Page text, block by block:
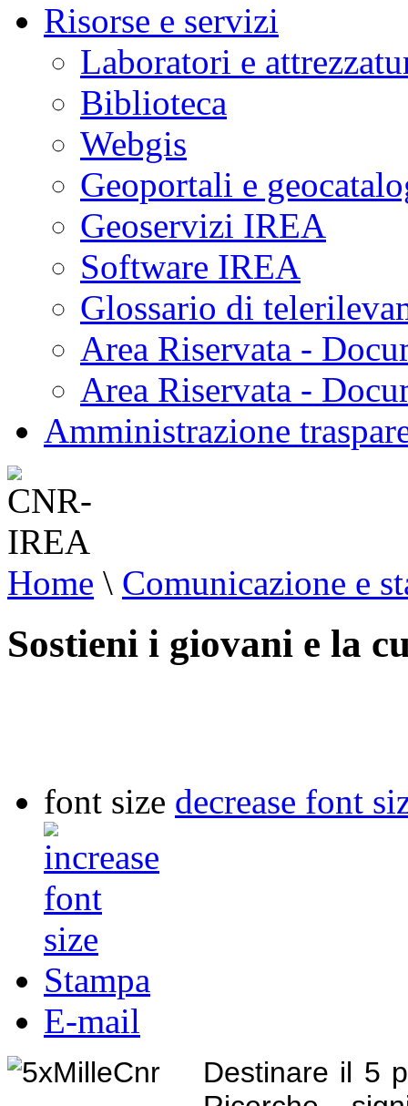
Risorse e servizi
Laboratori e
Biblioteca
Webgis
Geoportali e
Geoservizi IREA
Software IREA
Glossario di
Area Riservata -
Area Riservata -
Amministrazione
Home \ Comunicazione e
Sostieni i giovani e la
font size decrease font
Stampa
E-mail
Destinare il 5